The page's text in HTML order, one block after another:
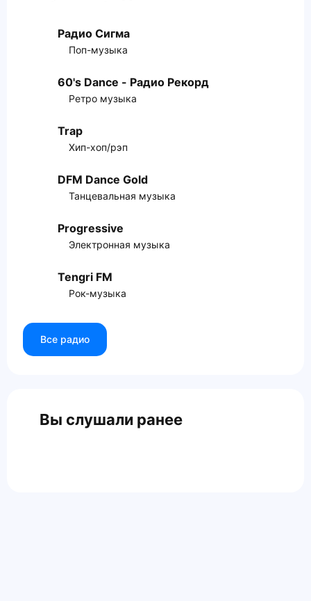
Радио Сигма
Поп-музыка
60's Dance - Радио Рекорд
Ретро музыка
Trap
Хип-хоп/рэп
DFM Dance Gold
Танцевальная музыка
Progressive
Электронная музыка
Tengri FM
Рок-музыка
Все радио
Вы слушали ранее